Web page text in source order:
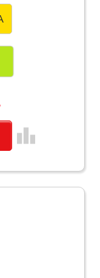
leaderboard